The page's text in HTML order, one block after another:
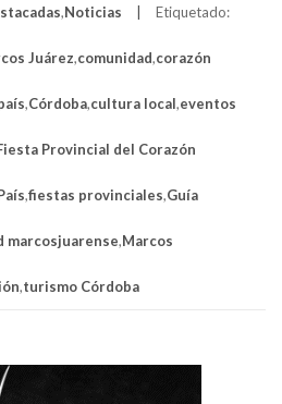
,Noticias Etiquetado:
Juárez,comunidad,corazón
,Córdoba,cultura local,eventos
Provincial del Corazón
,fiestas provinciales,Guía
marcosjuarense,Marcos
,turismo Córdoba